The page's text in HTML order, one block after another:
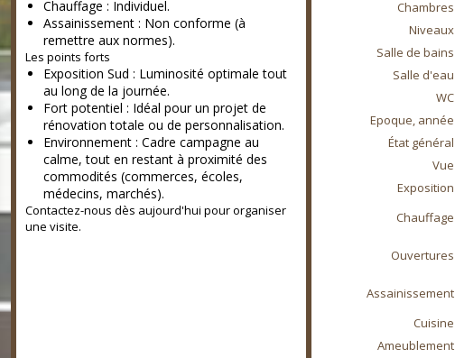
Chauffage : Individuel.
Assainissement : Non conforme (à
remettre aux normes).
Les points forts
Exposition Sud : Luminosité optimale tout
au long de la journée.
Fort potentiel : Idéal pour un projet de
rénovation totale ou de personnalisation.
Environnement : Cadre campagne au
calme, tout en restant à proximité des
commodités (commerces, écoles,
médecins, marchés).
Contactez-nous dès aujourd'hui pour organiser
une visite.
Chambres
Niveaux
Salle de bains
Salle d'eau
WC
Epoque, année
État général
Vue
Exposition
Chauffage
Ouvertures
Assainissement
Cuisine
Ameublement